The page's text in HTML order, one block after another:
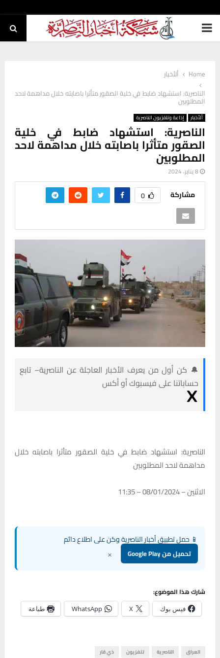
PRIMARY
Home
ألأخبار
الناصرية: استشهاد ضابط في خلية الصقور متأثرا باصابته خلال مداهمة لاحد
المطلوبين
ألأخبار إذاعة وتلفزيون الناصرية
الناصرية: استشهاد ضابط في خلية
الصقور متأثرا باصابته خلال مداهمة لاحد
المطلوبين
8 يناير، 2024
مشاركة 0
🔔 كن أول من يعرف الأخبار العاجلة عن الناصرية– تابع
حساباتنا على فيسبوك أو أكس
الناصرية: استشهاد ضابط في خلية الصقور متأثرا باصابته خلال
مداهمة لاحد المطلوبين
الاثنين – 08/01/2024 – 11:35
📱 حمل تطبيق أخبار الناصرية وكن على اطلاع دائم
تحميل من Google Play ×
شارك هذا الموضوع:
فيس بوك X
WhatsApp طباعة
العراق الناصرية تلفزيون ذي قار